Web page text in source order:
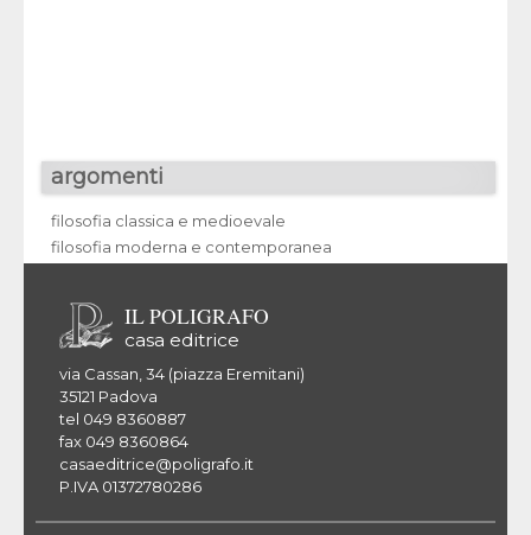
argomenti
filosofia classica e medioevale
filosofia moderna e contemporanea
IL POLIGRAFO
casa editrice
via Cassan, 34 (piazza Eremitani)
35121 Padova
tel 049 8360887
fax 049 8360864
casaeditrice@poligrafo.it
P.IVA 01372780286